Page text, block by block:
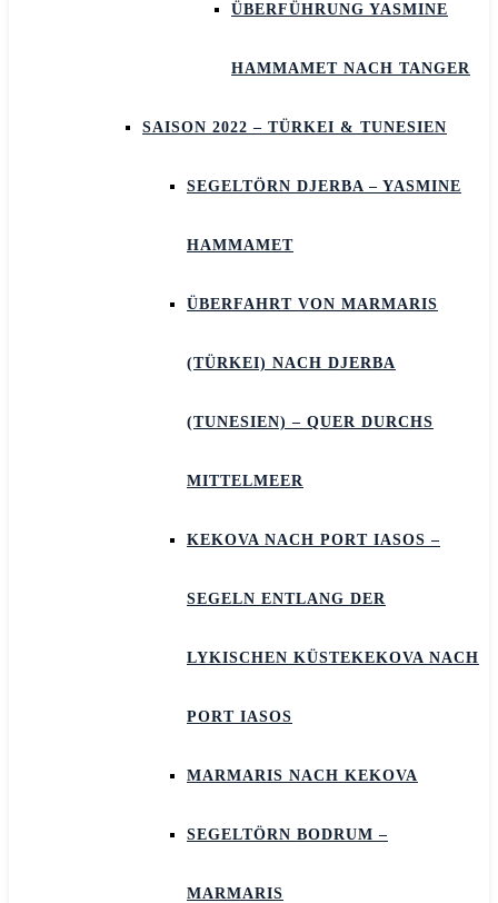
ÜBERFÜHRUNG YASMINE
HAMMAMET NACH TANGER
SAISON 2022 – TÜRKEI & TUNESIEN
SEGELTÖRN DJERBA – YASMINE
HAMMAMET
ÜBERFAHRT VON MARMARIS
(TÜRKEI) NACH DJERBA
(TUNESIEN) – QUER DURCHS
MITTELMEER
KEKOVA NACH PORT IASOS –
SEGELN ENTLANG DER
LYKISCHEN KÜSTEKEKOVA NACH
PORT IASOS
MARMARIS NACH KEKOVA
SEGELTÖRN BODRUM –
MARMARIS